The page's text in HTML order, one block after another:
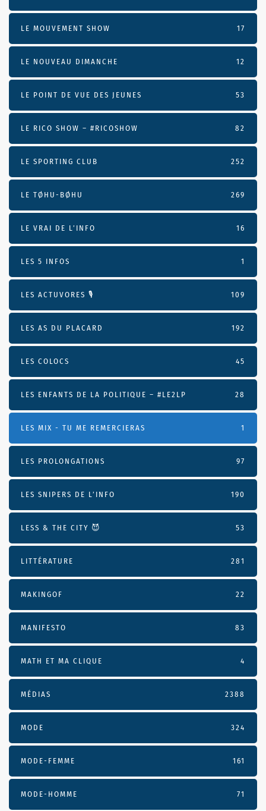
LE MOUVEMENT SHOW 17
LE NOUVEAU DIMANCHE 12
LE POINT DE VUE DES JEUNES 53
LE RICO SHOW – #RICOSHOW 82
LE SPORTING CLUB 252
LE TØHU-BØHU 269
LE VRAI DE L’INFO 16
LES 5 INFOS 1
LES ACTUVORES 🎙 109
LES AS DU PLACARD 192
LES COLOCS 45
LES ENFANTS DE LA POLITIQUE – #LE2LP 28
LES MIX - TU ME REMERCIERAS 1
LES PROLONGATIONS 97
LES SNIPERS DE L’INFO 190
LESS & THE CITY 😈 53
LITTÉRATURE 281
MAKINGOF 22
MANIFESTO 83
MATH ET MA CLIQUE 4
MÉDIAS 2388
MODE 324
MODE-FEMME 161
MODE-HOMME 71